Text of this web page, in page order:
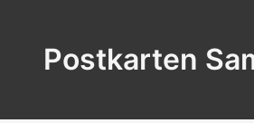
Postkarten